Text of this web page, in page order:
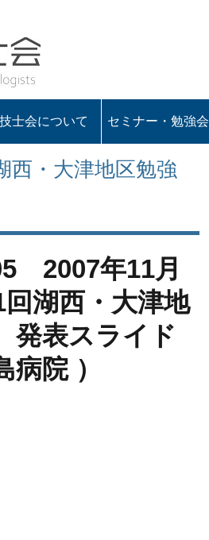
技士会について
会長あいさつ
の概要
員一覧
款・諸規程
会のお知らせ
セミナー・勉強会
・大津地区勉強
2007年11月
湖西・大津地
表スライド
病院 ）